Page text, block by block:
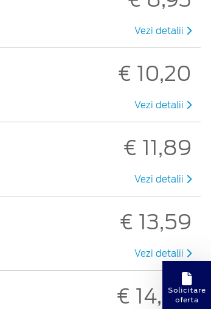
Vezi detalii
€ 10,20
Vezi detalii
€ 11,89
Vezi detalii
€ 13,59
Vezi detalii
€ 14,80
Solicitare
oferta